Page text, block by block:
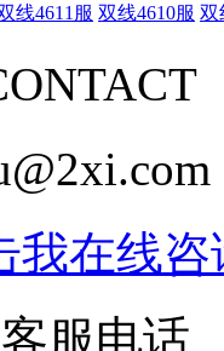
线4611服 双线4610服 双
我在线咨
客服电话